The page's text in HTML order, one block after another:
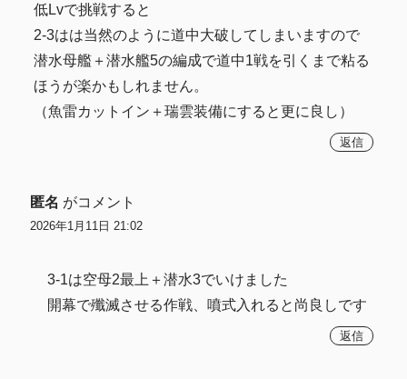
低Lvで挑戦すると
2-3はは当然のように道中大破してしまいますので
潜水母艦＋潜水艦5の編成で道中1戦を引くまで粘る
ほうが楽かもしれません。
（魚雷カットイン＋瑞雲装備にすると更に良し）
返信
匿名 がコメント
2026年1月11日 21:02
3-1は空母2最上＋潜水3でいけました
開幕で殲滅させる作戦、噴式入れると尚良しです
返信